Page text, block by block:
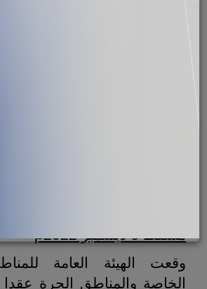
مسقط 6 ديسمبر 2022م
وقعت الهيئة العامة
الخاصة والمناطق الحرة